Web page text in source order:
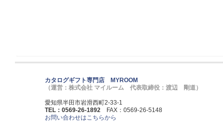
カタログギフト専門店 MYROOM
（運営：株式会社 マイルーム 代表取締役：渡辺 剛道）
愛知県半田市岩滑西町2-33-1
TEL：0569-26-1892 FAX：0569-26-5148
お問い合わせはこちらから